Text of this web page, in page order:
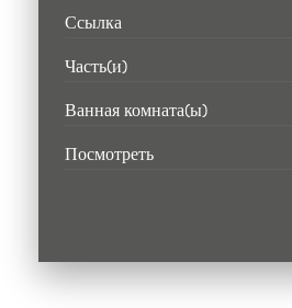
Ссылка
Часть(и)
Ванная комната(ы)
Посмотреть